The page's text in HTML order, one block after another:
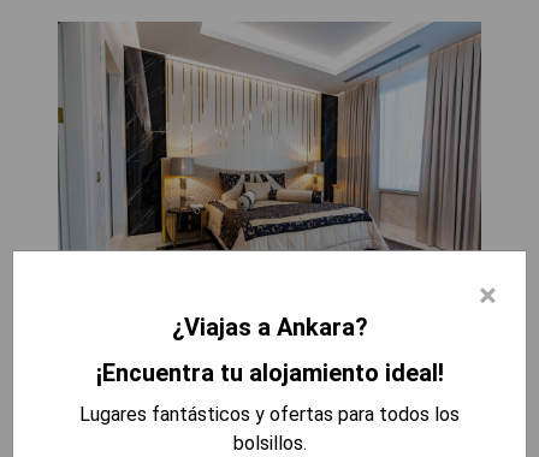
El Ilci Residence Hotel está ubicado en el centro
de Ankara, cerca de los principales lugares de
interés, incluyendo el Centro Cultural Ataturk, que
×
¿Viajas a Ankara?
¡Encuentra tu alojamiento ideal!
Lugares fantásticos y ofertas para todos los
bolsillos.